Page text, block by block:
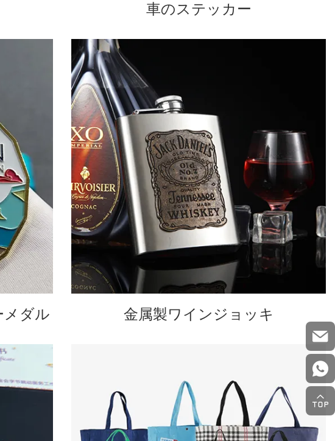
車のステッカー
メダル 金属製ワインジョッキ